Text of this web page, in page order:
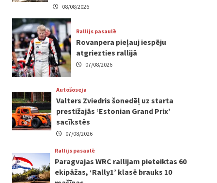
08/08/2026
Rallijs pasaulē
Rovanpera pieļauj iespēju
atgriezties rallijā
07/08/2026
Autošoseja
Valters Zviedris šonedēļ uz starta
prestižajās ‘Estonian Grand Prix’
sacīkstēs
07/08/2026
Rallijs pasaulē
Paragvajas WRC rallijam pieteiktas 60
ekipāžas, ‘Rally1’ klasē brauks 10